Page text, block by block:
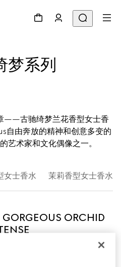
梦系列
——古驰绮梦兰花香型女士香
自由奔放的精神和创意多变的
艺术家和文化偶像之一。
女士香水 茉莉香型女士香水
ORCHID
琥珀光辉，将氤氲的甜美与咸
出力量与个性的嗅觉表达。